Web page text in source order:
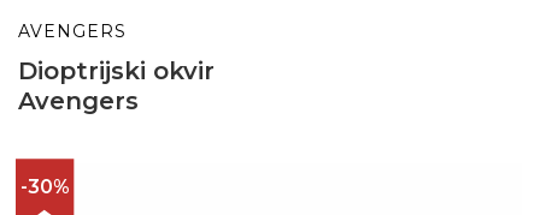
AVENGERS
Dioptrijski okvir
Avengers
-30%